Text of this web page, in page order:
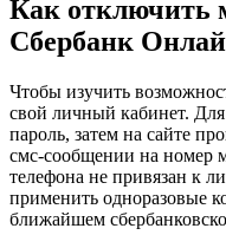
Как отключить
Сбербанк
Чтобы изучить
свой личный кабинет.
пароль, затем на сайте
смс-сообщении на номер
телефона не привязан к
применить одноразовые
ближайшем